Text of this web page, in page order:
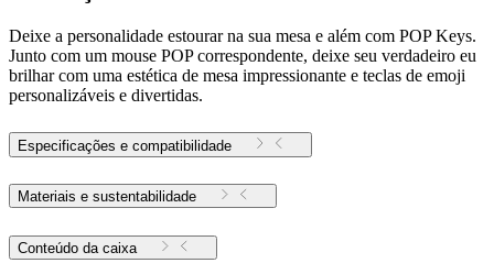
Deixe a personalidade estourar na sua mesa e além com POP Keys.
Junto com um mouse POP correspondente, deixe seu verdadeiro eu
brilhar com uma estética de mesa impressionante e teclas de emoji
personalizáveis e divertidas.
Especificações e compatibilidade
Materiais e sustentabilidade
Conteúdo da caixa